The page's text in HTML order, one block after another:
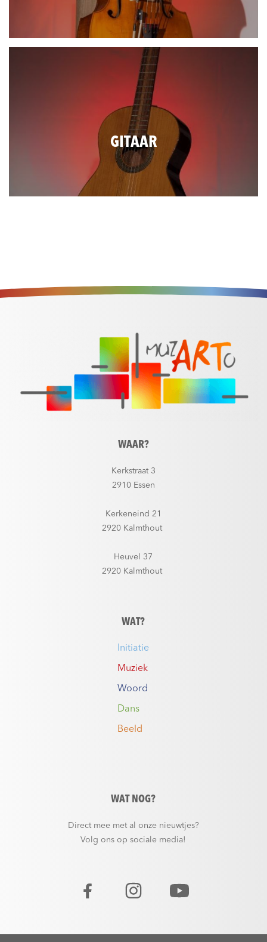
GITAAR
WAAR?
Kerkstraat 3
2910 Essen
Kerkeneind 21
2920 Kalmthout
Heuvel 37
2920 Kalmthout
WAT?
Initiatie
Muziek
Woord
Dans
Beeld
WAT NOG?
Direct mee met al onze nieuwtjes?
Volg ons op sociale media!